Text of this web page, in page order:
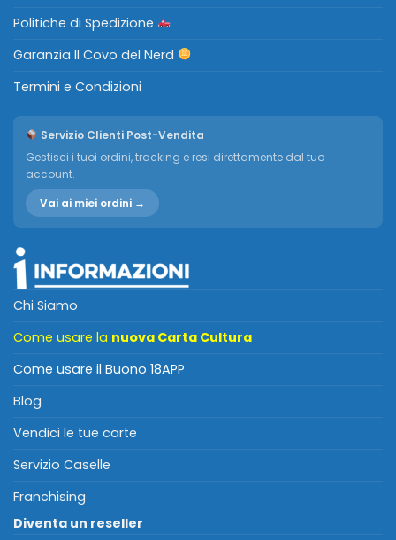
Politiche di Spedizione
Garanzia Il Covo del Nerd
Termini e Condizioni
Servizio Clienti Post-Vendita
Gestisci i tuoi ordini, tracking e resi direttamente dal tuo
account.
Vai ai miei ordini →
Chi Siamo
Come usare la nuova Carta Cultura
Come usare il Buono 18APP
Blog
Vendici le tue carte
Servizio Caselle
Franchising
Diventa un reseller